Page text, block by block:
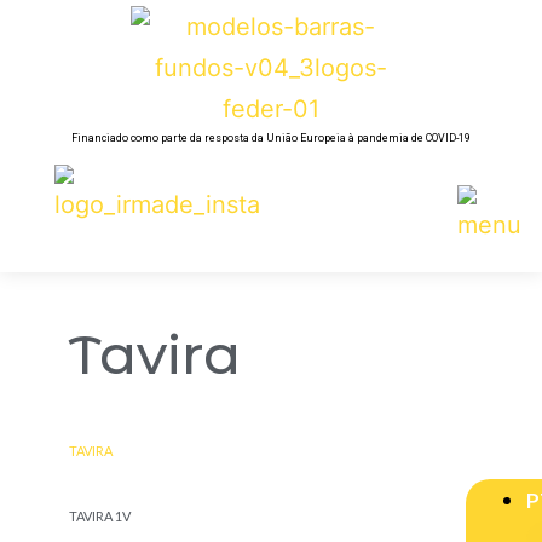
Financiado como parte da resposta da União Europeia à pandemia de COVID-19
Tavira
TAVIRA
TAVIRA 1V